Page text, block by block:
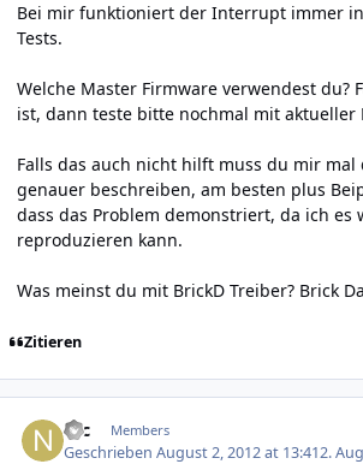
Bei mir funktioniert der Interrupt immer
Tests.
Welche Master Firmware verwendest du?
ist, dann teste bitte nochmal mit aktueller
Falls das auch nicht hilft muss du mir mal
genauer beschreiben, am besten plus
dass das Problem demonstriert, da ich es
reproduzieren kann.
Was meinst du mit BrickD Treiber? Brick
Zitieren
Nic Members
GeschriebenAugust 2, 2012 at 13:412.